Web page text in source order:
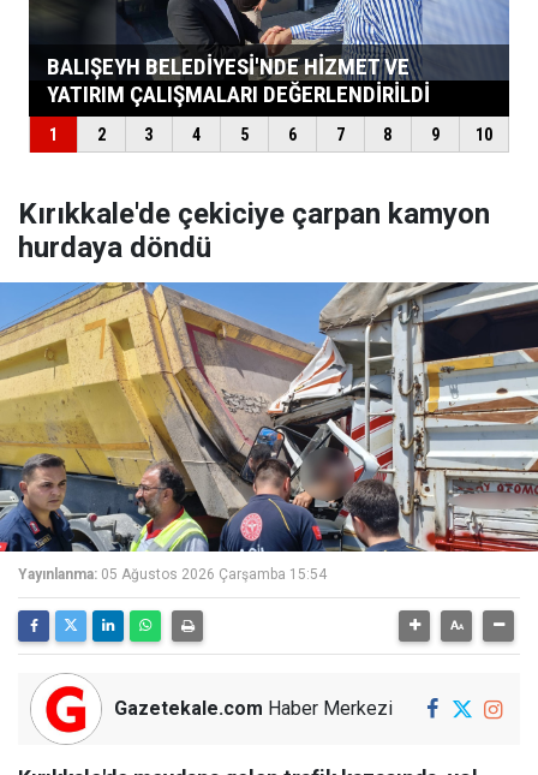
Kırıkkale'de çekiciye çarpan kamyon
hurdaya döndü
Yayınlanma: 05 Ağustos 2026 Çarşamba 15:54
Gazetekale.com Haber Merkezi